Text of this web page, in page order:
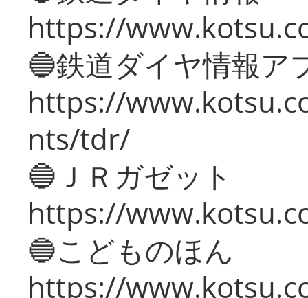
https://
🔵鉄道ダイヤ情報ア
https://
nts/tdr/
🔵ＪＲガゼット
https://
🔵こどものほん
https://